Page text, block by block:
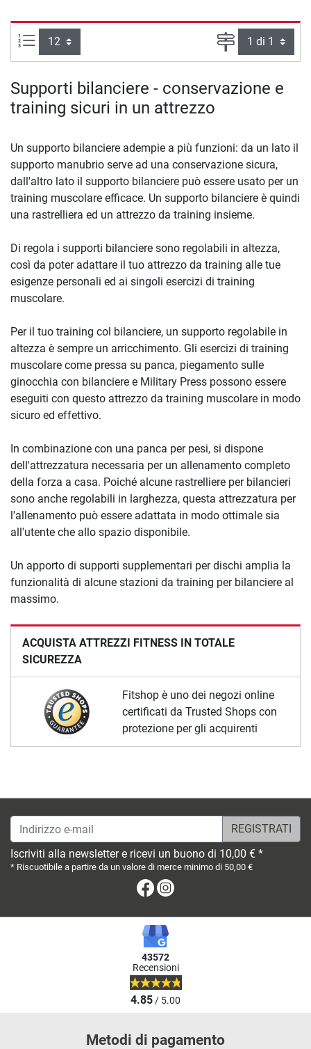
Articoli per pagina: Pagina
ACQUISTA ATTREZZI FITNESS IN TOTALE
SICUREZZA
Fitshop è uno dei negozi online
certificati da Trusted Shops con
protezione per gli acquirenti
Supporti bilanciere - conservazione e
training sicuri in un attrezzo
Un supporto bilanciere adempie a più funzioni: da un lato il
supporto manubrio serve ad una conservazione sicura,
dall'altro lato il supporto bilanciere può essere usato per un
training muscolare efficace. Un supporto bilanciere è quindi
una rastrelliera ed un attrezzo da training insieme.
Di regola i supporti bilanciere sono regolabili in altezza,
così da poter adattare il tuo attrezzo da training alle tue
esigenze personali ed ai singoli esercizi di training
muscolare.
Per il tuo training col bilanciere, un supporto regolabile in
altezza è sempre un arricchimento. Gli esercizi di training
muscolare come pressa su panca, piegamento sulle
ginocchia con bilanciere e Military Press possono essere
eseguiti con questo attrezzo da training muscolare in modo
sicuro ed effettivo.
In combinazione con una panca per pesi, si dispone
dell'attrezzatura necessaria per un allenamento completo
della forza a casa. Poiché alcune rastrelliere per bilancieri
sono anche regolabili in larghezza, questa attrezzatura per
l'allenamento può essere adattata in modo ottimale sia
all'utente che allo spazio disponibile.
Un apporto di supporti supplementari per dischi amplia la
funzionalità di alcune stazioni da training per bilanciere al
massimo.
Indirizzo e-mail
Iscriviti alla newsletter e ricevi un buono di 10,00 € *
* Riscuotibile a partire da un valore di merce minimo di 50,00 €
Facebook
43572
Recensioni
4.85/ 5.00
Metodi di pagamento